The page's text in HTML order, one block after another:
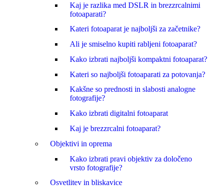
Kaj je razlika med DSLR in brezzrcalnimi
fotoaparati?
Kateri fotoaparat je najboljši za začetnike?
Ali je smiselno kupiti rabljeni fotoaparat?
Kako izbrati najboljši kompaktni fotoaparat?
Kateri so najboljši fotoaparati za potovanja?
Kakšne so prednosti in slabosti analogne
fotografije?
Kako izbrati digitalni fotoaparat
Kaj je brezzrcalni fotoaparat?
Objektivi in oprema
Kako izbrati pravi objektiv za določeno
vrsto fotografije?
Osvetlitev in bliskavice